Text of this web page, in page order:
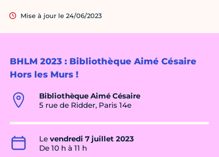
BHLM 2023 : Bibliothèque Aimé Césaire
Hors les Murs !
Bibliothèque Aimé Césaire
5 rue de Ridder, Paris 14e
Le vendredi 7 juillet 2023
De 10 h à 11 h
Mise à jour le 24/06/2023